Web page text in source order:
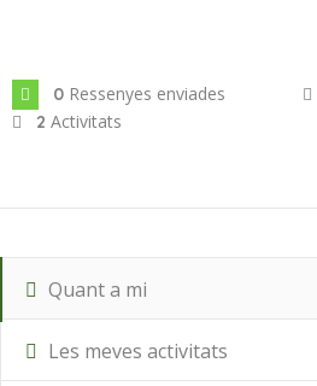
0 Ressenyes enviades
2 Activitats
Quant a mi
Les meves activitats